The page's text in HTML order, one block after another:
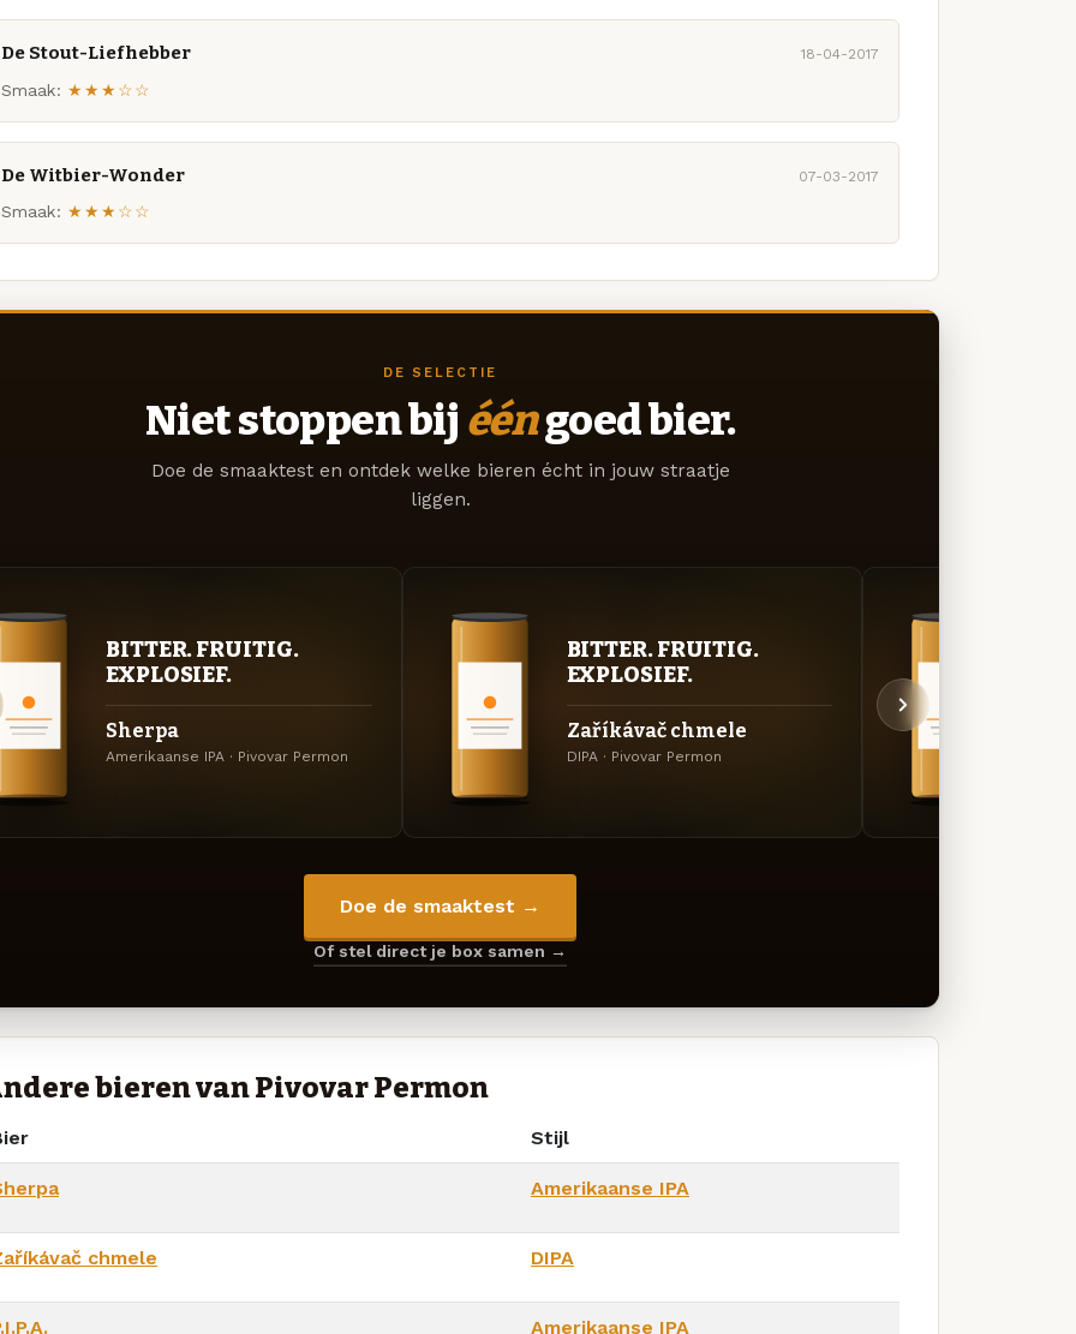
De Stout-Liefhebber 18-04-2017
Smaak: ★★★☆☆
De Witbier-Wonder 07-03-2017
Smaak: ★★★☆☆
DE SELECTIE
Niet stoppen bij ééngoed bier.
Doe de smaaktest en ontdek welke bieren écht in jouw straatje
liggen.
BITTER. FRUITIG.
EXPLOSIEF.
Sherpa
Amerikaanse IPA · Pivovar Permon
BITTER. FRUITIG.
EXPLOSIEF.
Zaříkávač chmele
DIPA · Pivovar Permon
Doe de smaaktest →
Of stel direct je box samen →
bieren van Pivovar Permon
Stijl
Amerikaanse IPA
chmele DIPA
Amerikaanse IPA